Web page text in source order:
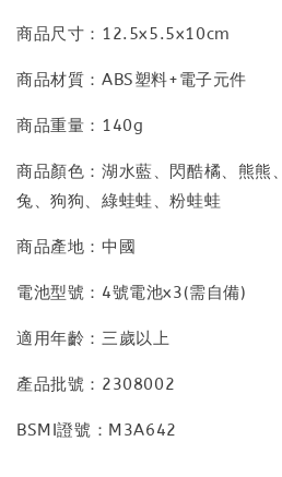
商品尺寸：12.5x5.5x10cm
商品材質：ABS塑料+電子元件
商品重量：140g
商品顏色：湖水藍、閃酷橘、熊熊
兔、狗狗、綠蛙蛙、粉蛙蛙
商品產地：中國
電池型號：4號電池x3(需自備)
適用年齡：三歲以上
產品批號：2308002
BSMI證號：M3A642